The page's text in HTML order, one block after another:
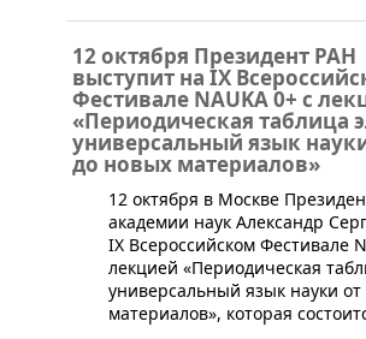
12 октября Президент РАН
выступит на IX
Фестивале NAUKA 0+ с
«Периодическая таблица
универсальный язык
до новых материалов»
12 октября в Москве
академии наук Александр
IX Всероссийском Фестивале
лекцией «Периодическая
универсальный язык науки
материалов», которая